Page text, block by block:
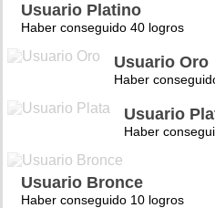
Usuario Platino
Haber conseguido 40 logros
Usuario Oro
Haber
Usuario
Haber
Usuario Bronce
Haber conseguido 10 logros